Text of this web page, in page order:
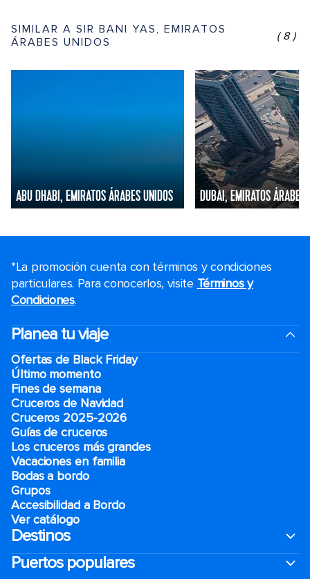
SIMILAR A SIR BANI YAS, EMIRATOS
ÁRABES UNIDOS
(8)
ABU DHABI, EMIRATOS ÁRABES UNIDOS DUBAI, EMIRATOS ÁRABES
*La promoción cuenta con términos y condiciones
particulares. Para conocerlos, visite Términos y
Condiciones.
Planea tu viaje
Ofertas de Black Friday
Último momento
Fines de semana
Cruceros de Navidad
Cruceros 2025-2026
Guías de cruceros
Los cruceros más grandes
Vacaciones en familia
Bodas a bordo
Grupos
Accesibilidad a Bordo
Ver catálogo
Destinos
Puertos populares